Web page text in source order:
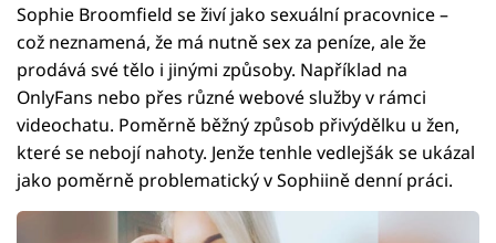
Sophie Broomfield se živí jako sexuální pracovnice –
což neznamená, že má nutně sex za peníze, ale že
prodává své tělo i jinými způsoby. Například na
OnlyFans nebo přes různé webové služby v rámci
videochatu. Poměrně běžný způsob přivýdělku u žen,
které se nebojí nahoty. Jenže tenhle vedlejšák se ukázal
jako poměrně problematický v Sophiině denní práci.